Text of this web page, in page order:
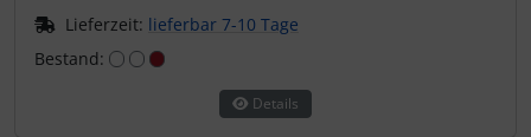
Lieferzeit: lieferbar 7-10 Tage
Bestand:
Details